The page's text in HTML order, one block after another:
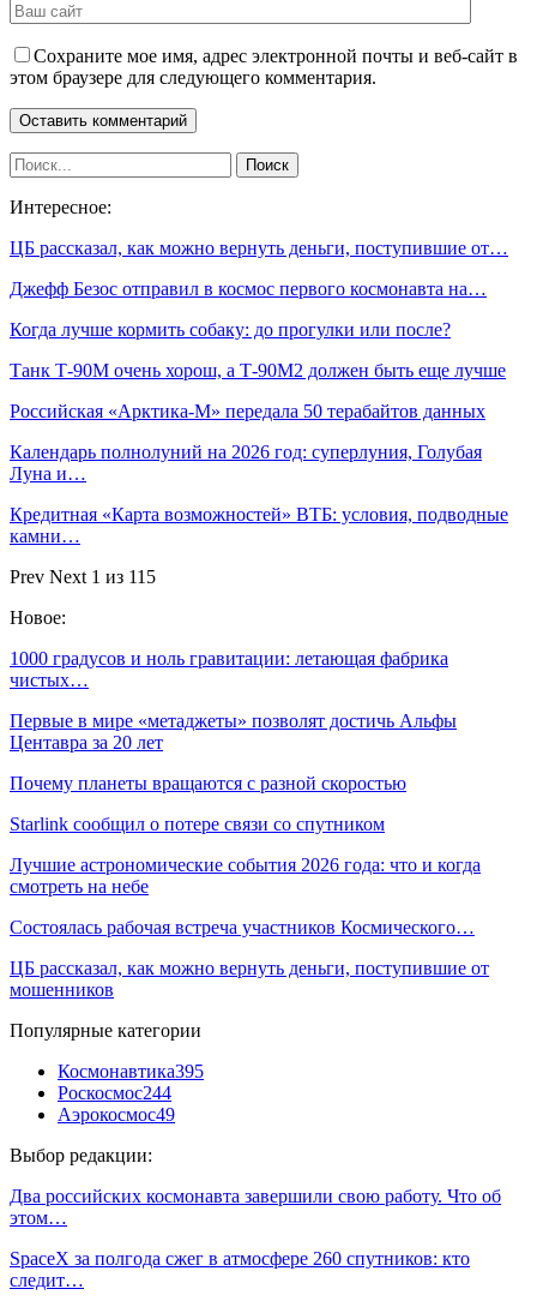
Сохраните мое имя, адрес электронной почты и веб-сайт в
этом браузере для следующего комментария.
Интересное:
ЦБ рассказал, как можно вернуть деньги, поступившие от…
Джефф Безос отправил в космос первого космонавта на…
Когда лучше кормить собаку: до прогулки или после?
Танк Т-90М очень хорош, а Т-90М2 должен быть еще лучше
Российская «Арктика-М» передала 50 терабайтов данных
Календарь полнолуний на 2026 год: суперлуния, Голубая
Луна и…
Кредитная «Карта возможностей» ВТБ: условия, подводные
камни…
Prev Next 1 из 115
Новое:
1000 градусов и ноль гравитации: летающая фабрика
чистых…
Первые в мире «метаджеты» позволят достичь Альфы
Центавра за 20 лет
Почему планеты вращаются с разной скоростью
Starlink сообщил о потере связи со спутником
Лучшие астрономические события 2026 года: что и когда
смотреть на небе
Состоялась рабочая встреча участников Космического…
ЦБ рассказал, как можно вернуть деньги, поступившие от
мошенников
Популярные категории
Космонавтика395
Роскосмос244
Аэрокосмос49
Выбор редакции:
Два российских космонавта завершили свою работу. Что об
этом…
SpaceX за полгода сжег в атмосфере 260 спутников: кто
следит…